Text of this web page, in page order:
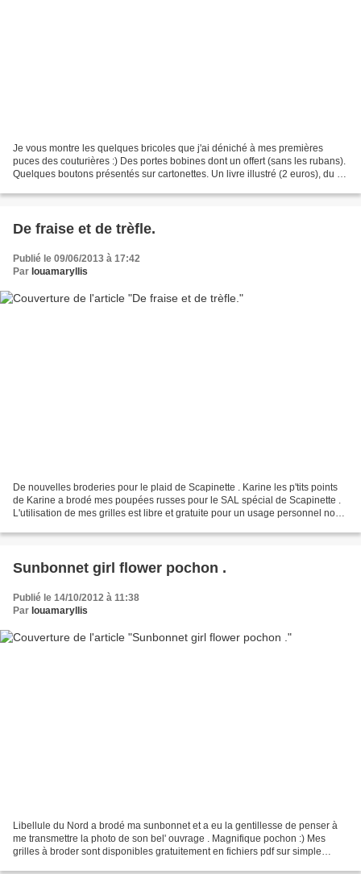
Je vous montre les quelques bricoles que j'ai déniché à mes premières
puces des couturières :) Des portes bobines dont un offert (sans les rubans).
Quelques boutons présentés sur cartonettes. Un livre illustré (2 euros), du fil
De fraise et de trèfle.
Publié le 09/06/2013 à 17:42
Par louamaryllis
De nouvelles broderies pour le plaid de Scapinette . Karine les p'tits points
de Karine a brodé mes poupées russes pour le SAL spécial de Scapinette .
L'utilisation de mes grilles est libre et gratuite pour un usage personnel non
Sunbonnet girl flower pochon .
Publié le 14/10/2012 à 11:38
Par louamaryllis
Libellule du Nord a brodé ma sunbonnet et a eu la gentillesse de penser à
me transmettre la photo de son bel' ouvrage . Magnifique pochon :) Mes
grilles à broder sont disponibles gratuitement en fichiers pdf sur simple